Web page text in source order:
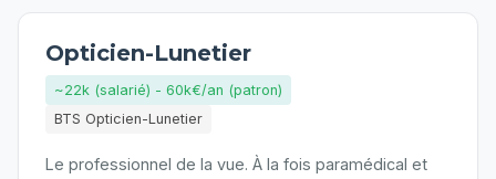
Opticien-Lunetier
~22k (salarié) - 60k€/an (patron)
BTS Opticien-Lunetier
Le professionnel de la vue. À la fois paramédical et